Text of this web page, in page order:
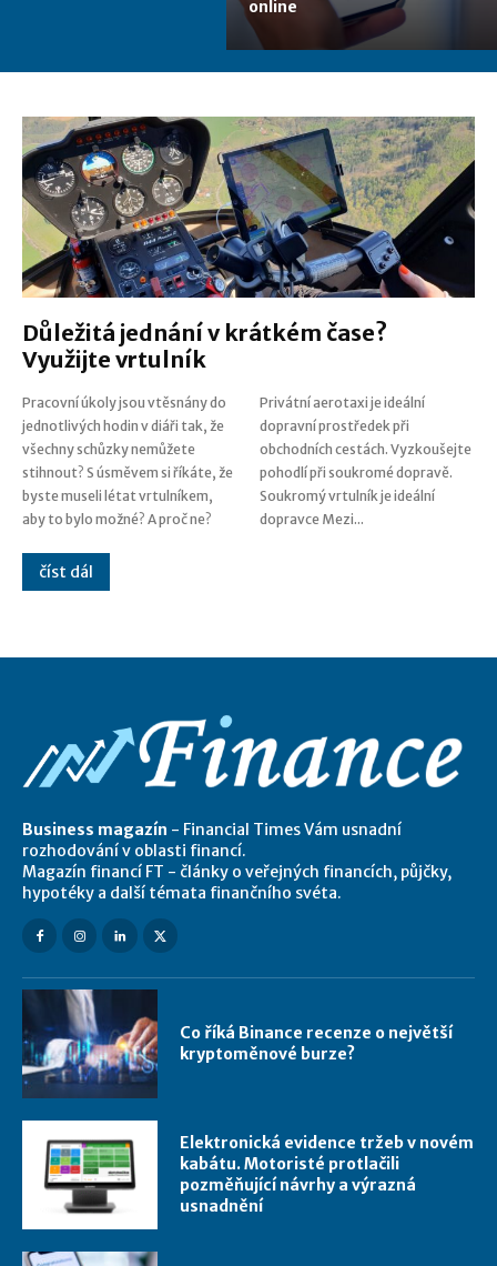
online
Důležitá jednání v krátkém čase?
Využijte vrtulník
Pracovní úkoly jsou vtěsnány do
jednotlivých hodin v diáři tak, že
všechny schůzky nemůžete
stihnout? S úsměvem si říkáte, že
byste museli létat vrtulníkem,
aby to bylo možné? A proč ne?
Privátní aerotaxi je ideální
dopravní prostředek při
obchodních cestách. Vyzkoušejte
pohodlí při soukromé dopravě.
Soukromý vrtulník je ideální
dopravce Mezi...
číst dál
Business magazín - Financial Times Vám usnadní
rozhodování v oblasti financí.
Magazín financí FT - články o veřejných financích, půjčky,
hypotéky a další témata finančního svéta.
Co říká Binance recenze o největší
kryptoměnové burze?
Elektronická evidence tržeb v novém
kabátu. Motoristé protlačili
pozměňující návrhy a výrazná
usnadnění